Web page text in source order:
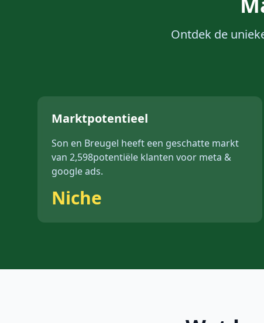
Ontdek de
Marktpotentieel
Son en Breugel heeft een geschatte markt
van 2,598potentiële klanten voor meta &
google ads.
Niche